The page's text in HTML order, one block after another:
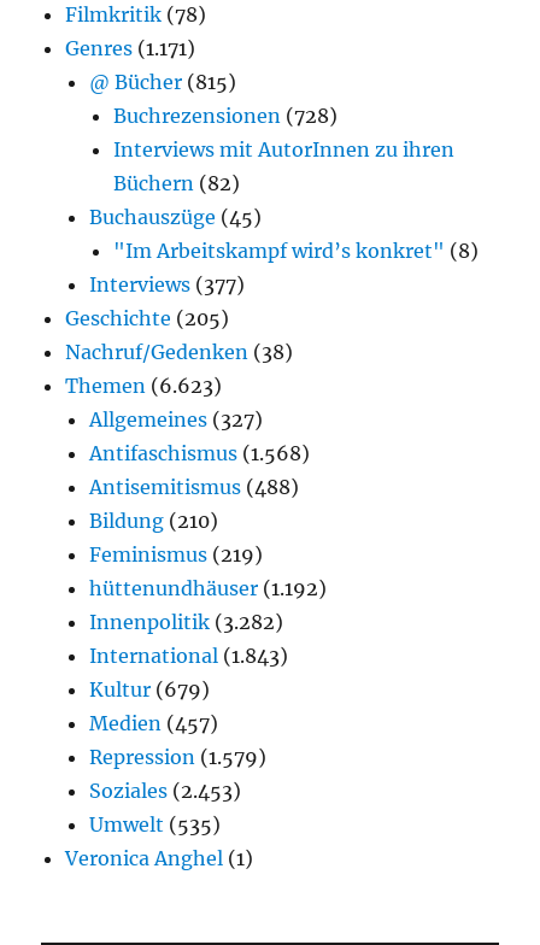
Filmkritik (78)
Genres (1.171)
@ Bücher (815)
Buchrezensionen (728)
Interviews mit AutorInnen zu ihren
Büchern (82)
Buchauszüge (45)
"Im Arbeitskampf wird’s konkret" (8)
Interviews (377)
Geschichte (205)
Nachruf/Gedenken (38)
Themen (6.623)
Allgemeines (327)
Antifaschismus (1.568)
Antisemitismus (488)
Bildung (210)
Feminismus (219)
hüttenundhäuser (1.192)
Innenpolitik (3.282)
International (1.843)
Kultur (679)
Medien (457)
Repression (1.579)
Soziales (2.453)
Umwelt (535)
Veronica Anghel (1)